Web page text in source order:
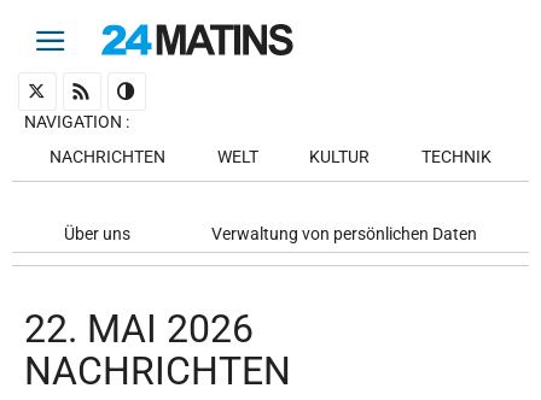
NAVIGATION :
NACHRICHTEN
WELT KULTUR TECHNIK
Über uns Verwaltung von persönlichen Daten
22. MAI 2026
NACHRICHTEN